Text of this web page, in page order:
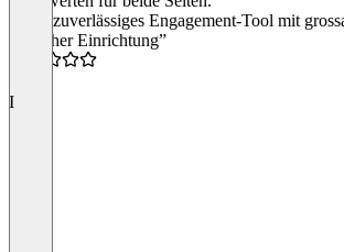
“Sehr zuverlässiges Engagement-Tool mit
einfacher Einrichtung”
I